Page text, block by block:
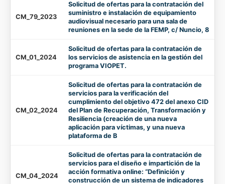
CM_79_2023
Solicitud de ofertas para la contratación del
suministro e instalación de equipamiento
audiovisual necesario para una sala de
reuniones en la sede de la FEMP, c/ Nuncio, 8
CM_01_2024
Solicitud de ofertas para la contratación de
los servicios de asistencia en la gestión del
programa VIOPET.
CM_02_2024
Solicitud de ofertas para la contratación de
servicios para la verificación del
cumplimiento del objetivo 472 del anexo CID
del Plan de Recuperación, Transformación y
Resiliencia (creación de una nueva
aplicación para víctimas, y una nueva
plataforma de B
CM_04_2024
Solicitud de ofertas para la contratación de
servicios para el diseño e impartición de la
acción formativa online: “Definición y
construcción de un sistema de indicadores